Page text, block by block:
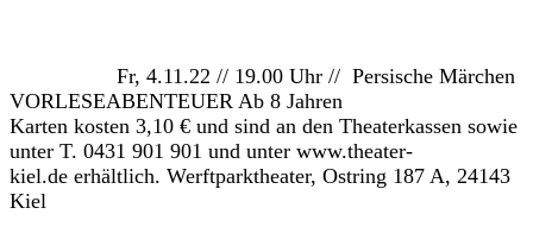
Fr, 4.11.22 // 19.00 Uhr // Persische Märchen
VORLESEABENTEUER Ab 8 Jahren
Karten kosten 3,10 € und sind an den Theaterkassen sowie
unter T. 0431 901 901 und unter www.theater-
kiel.de erhältlich. Werftparktheater, Ostring 187 A, 24143
Kiel